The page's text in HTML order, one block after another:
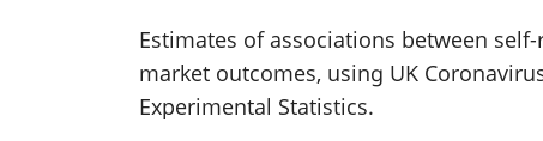
Estimates of associations between
market outcomes, using UK
Experimental Statistics.